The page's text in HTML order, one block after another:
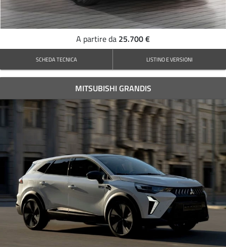
A partire da 25.700 €
SCHEDA TECNICA LISTINO E VERSIONI
MITSUBISHI GRANDIS